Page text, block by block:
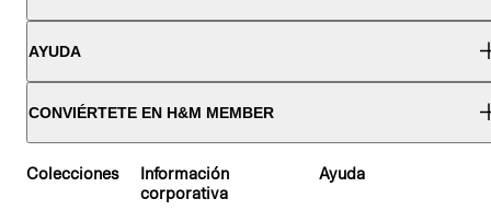
AYUDA
CONVIÉRTETE EN H&M MEMBER
Colecciones
Información
corporativa
Ayuda